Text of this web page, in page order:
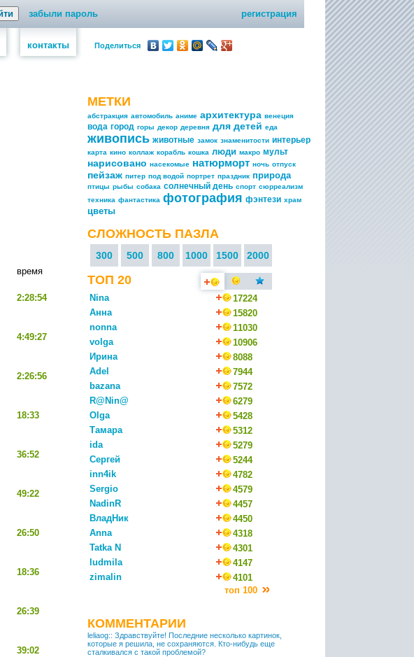
забыли пароль регистрация
контакты Поделиться
время
2:28:54
4:49:27
2:26:56
18:33
36:52
49:22
26:50
18:36
26:39
39:02
МЕТКИ
абстракция автомобиль аниме архитектура венеция
вода город горы декор деревня для детей еда
живопись животные замок знаменитости интерьер
карта кино коллаж корабль кошка люди макро мульт
нарисовано насекомые натюрморт ночь отпуск
пейзаж питер под водой портрет праздник природа
птицы рыбы собака солнечный день спорт сюрреализм
техника фантастика фотография фэнтези храм
цветы
СЛОЖНОСТЬ ПАЗЛА
300 500 800 1000 1500 2000
ТОП 20
Nina
17224
Анна
15820
nonna
11030
volga
10906
Ирина
8088
Adel
7944
bazana
7572
R@Nin@
6279
Olga
5428
Тамара
5312
ida
5279
Сергей
5244
inn4ik
4782
Sergio
4579
NadinR
4457
ВладНик
4450
Anna
4318
Tatka N
4301
ludmila
4147
zimalin
4101
топ 100
КОММЕНТАРИИ
leliaog:: Здравствуйте! Последние несколько картинок,
которые я решила, не сохраняются. Кто-нибудь еще
сталкивался с такой проблемой?